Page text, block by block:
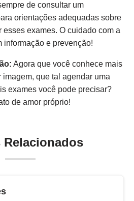
de consultar um
orientações adequadas sobre
exames. O cuidado com a
informação e prevenção!
Agora que você conhece mais
que tal agendar uma
exames você pode precisar?
de amor próprio!
Relacionados